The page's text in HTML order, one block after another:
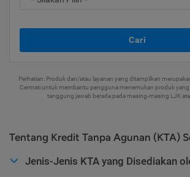
Cari
Perhatian: Produk dan/atau layanan yang ditampilkan
Cermati untuk membantu pengguna menemukan produk yang
tanggung jawab berada pada masing-masing LJK
Tentang Kredit Tanpa Agunan (KTA)
Jenis-Jenis KTA yang Disediakan